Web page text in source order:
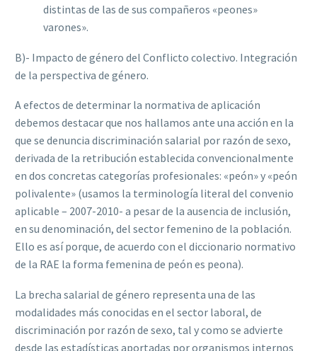
distintas de las de sus compañeros «peones»
varones».
B)- Impacto de género del Conf‌licto colectivo. Integración
de la perspectiva de género.
A efectos de determinar la normativa de aplicación
debemos destacar que nos hallamos ante una acción en la
que se denuncia discriminación salarial por razón de sexo,
derivada de la retribución establecida convencionalmente
en dos concretas categorías profesionales: «peón» y «peón
polivalente» (usamos la terminología literal del convenio
aplicable – 2007-2010- a pesar de la ausencia de inclusión,
en su denominación, del sector femenino de la población.
Ello es así porque, de acuerdo con el diccionario normativo
de la RAE la forma femenina de peón es peona).
La brecha salarial de género representa una de las
modalidades más conocidas en el sector laboral, de
discriminación por razón de sexo, tal y como se advierte
desde las estadísticas aportadas por organismos internos